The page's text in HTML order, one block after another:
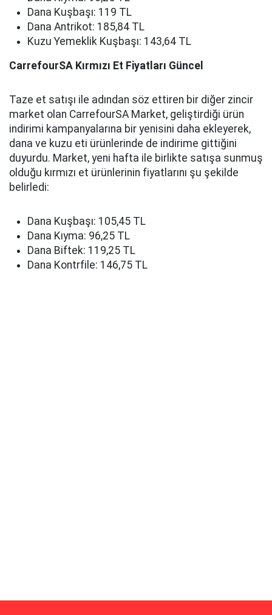
Dana Kuşbaşı: 119 TL
Dana Antrikot: 185,84 TL
Kuzu Yemeklik Kuşbaşı: 143,64 TL
CarrefourSA Kırmızı Et Fiyatları Güncel
Taze et satışı ile adından söz ettiren bir diğer zincir
market olan CarrefourSA Market, geliştirdiği ürün
indirimi kampanyalarına bir yenisini daha ekleyerek,
dana ve kuzu eti ürünlerinde de indirime gittiğini
duyurdu. Market, yeni hafta ile birlikte satışa sunmuş
olduğu kırmızı et ürünlerinin fiyatlarını şu şekilde
belirledi:
Dana Kuşbaşı: 105,45 TL
Dana Kıyma: 96,25 TL
Dana Biftek: 119,25 TL
Dana Kontrfile: 146,75 TL